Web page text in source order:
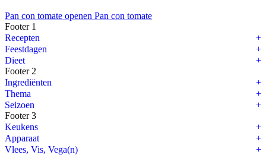
Pan con tomate openen Pan con tomate
Footer 1
Recepten
Feestdagen
Dieet
Footer 2
Ingrediënten
Thema
Seizoen
Footer 3
Keukens
Apparaat
Vlees, Vis, Vega(n)